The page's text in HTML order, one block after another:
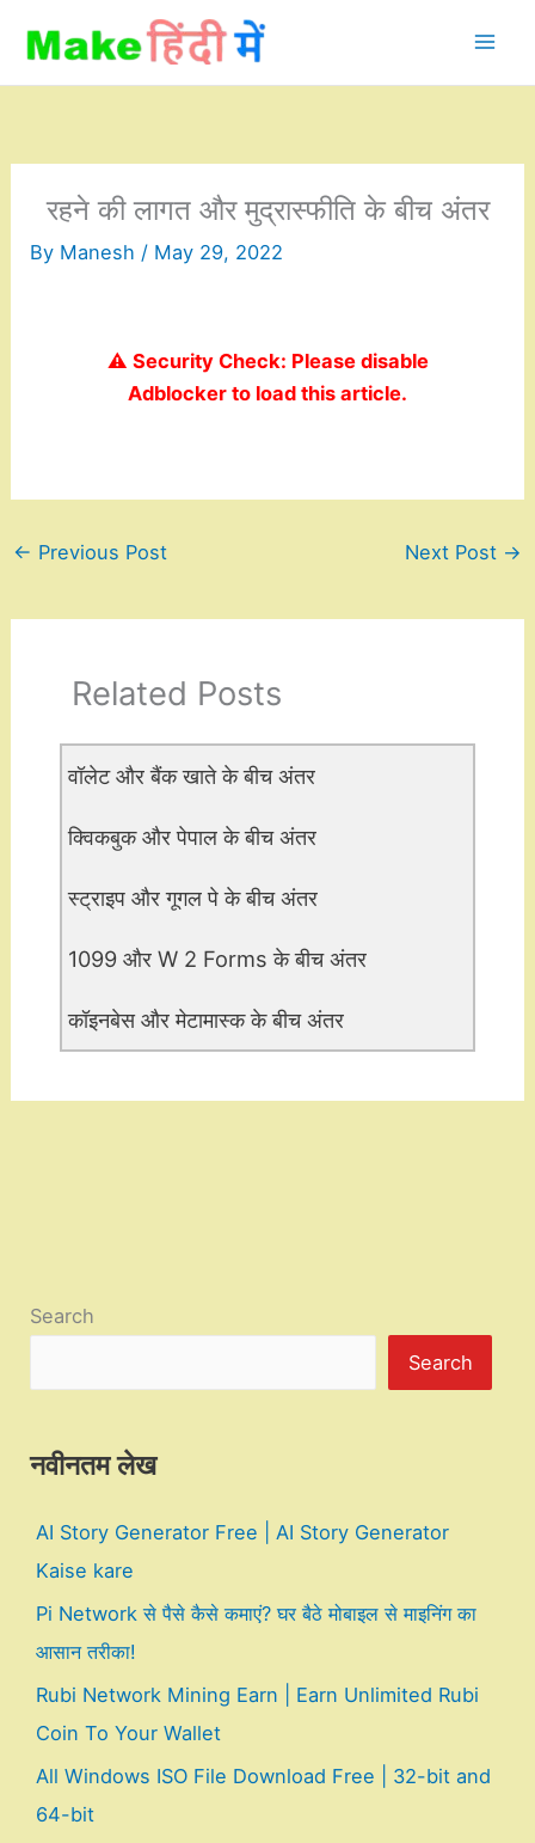
content
रहने की लागत और मुद्रास्फीति के बीच अंतर
By Manesh / May 29, 2022
⚠️ Security Check: Please disable
Adblocker to load this article.
← Previous Post Next Post →
Related Posts
वॉलेट और बैंक खाते के बीच अंतर
क्विकबुक और पेपाल के बीच अंतर
स्ट्राइप और गूगल पे के बीच अंतर
1099 और W 2 Forms के बीच अंतर
कॉइनबेस और मेटामास्क के बीच अंतर
Search
Search
नवीनतम लेख
AI Story Generator Free | AI Story Generator
Kaise kare
Pi Network से पैसे कैसे कमाएं? घर बैठे मोबाइल से माइनिंग का
आसान तरीका!
Rubi Network Mining Earn | Earn Unlimited Rubi
Coin To Your Wallet
All Windows ISO File Download Free | 32-bit and
64-bit